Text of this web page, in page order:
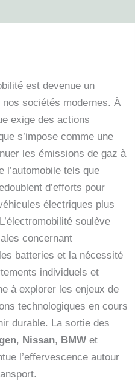
est devenue un
sociétés modernes. À
exige des actions
s’impose comme une
les émissions de gaz à
l’automobile tels que
d’efforts pour
électriques plus
soulève
concernant
batteries et la nécessité
individuels et
à explorer les enjeux de
technologiques en cours
durable. La sortie des
, Nissan, BMW et
l’effervescence autour